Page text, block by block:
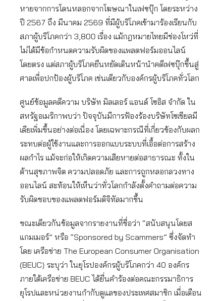
หายจากการโดนหลอกจากโฆษณาในเฟซบุ๊ก โดยระหว่าง
ปี 2567 ถึง มีนาคม 2569 ที่มีผู้บริโภคเข้ามาร้องเรียนกับ
สภาผู้บริโภคกว่า 3,800 เรื่อง แม้กฎหมายไทยมีช่องโหว่ที่
ไม่ได้มีข้อกำหนดความรับผิดของแพลตฟอร์มออนไลน์
โดยตรง แต่สภาผู้บริโภคยืนหยัดเดินหน้านำคดีเฟซบุ๊กขึ้นสู่
ศาลเพื่อปกป้องผู้บริโภค เช่นเดียวกับองค์กรผู้บริโภคทั่วโลก
ศูนย์ข้อมูลคดีความ บริษัท มิลเลอร์ แอนด์ โซอิส จำกัด ใน
สหรัฐอเมริกาพบว่า ปัจจุบันมีการฟ้องร้องบริษัทโซเชียลมี
เดียเพิ่มขึ้นอย่างต่อเนื่อง โดยเฉพาะกรณีที่เกี่ยวข้องกับผลก
ระทบต่อผู้ใช้งานและการออกแบบระบบที่เอื้อต่อการสร้าง
ผลกำไร แม้จะก่อให้เกิดความเสียหายต่อสาธารณะ ทั้งใน
ด้านสุขภาพจิต ความปลอดภัย และการถูกหลอกลวงทาง
ออนไลน์ สะท้อนให้เห็นว่าทั่วโลกกำลังตั้งคำถามต่อความ
รับผิดชอบของแพลตฟอร์มดิจิทัลมากขึ้น
ขณะเดียวกันข้อมูลจากรายงานที่ชื่อว่า “สนับสนุนโดยส
แกมเมอร์” หรือ “Sponsored by Scammers” ซึ่งจัดทำ
โดย เครือข่าย The European Consumer Organisation
(BEUC) ระบุว่า ในยุโรปองค์กรผู้บริโภคกว่า 40 องค์กร
ภายใต้เครือข่าย BEUC ได้ยื่นคำร้องต่อคณะกรรมาธิการ
ยุโรปและหน่วยงานกำกับดูแลของประเทศสมาชิก เมื่อเดือน